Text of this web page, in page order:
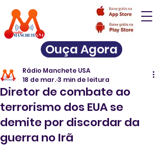
Ouça Agora
Diretor de combate ao
terrorismo dos EUA se
demite por discordar da
guerra no Irã
Rádio Manchete USA
18 de mar.3 min de leitura